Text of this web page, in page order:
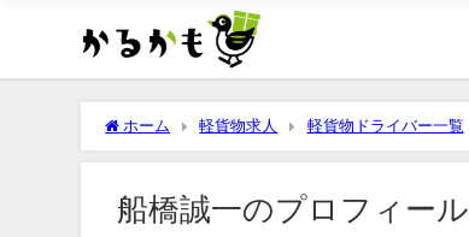
ホーム 軽貨物求人 軽貨物ドライバー一覧
船橋誠一のプロフィール